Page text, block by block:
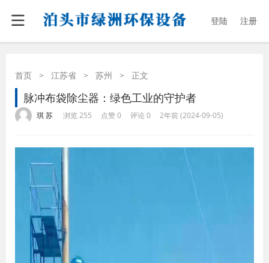
登陆 注册
首页 > 江苏省 > 苏州 > 正文
脉冲布袋除尘器：绿色工业的守护者
琪 苏 浏览 255 点赞 0 评论 0 2年前 (2024-09-05)